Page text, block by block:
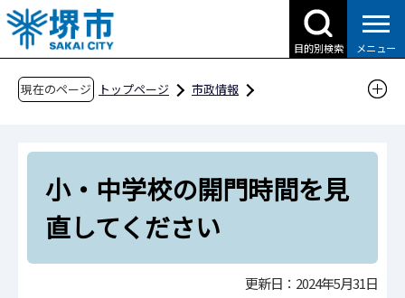
こ
の
ペ
目的別検索 メニュー
現在のページ トップページ
市政情報
市民の声
市民の声Q&A（令和6年度分）
令和6年5月31日更新
小・中学校の開門時間を見直してください
小・中学校の開門時間を見
直してください
更新日：2024年5月31日